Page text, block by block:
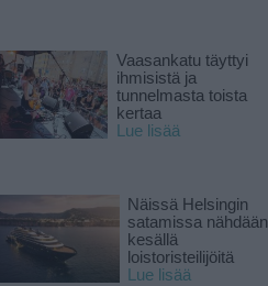
Vaasankatu täyttyi
ihmisistä ja
tunnelmasta toista
kertaa
Lue lisää
Näissä Helsingin
satamissa nähdään
kesällä
loistoristeilijöitä
Lue lisää